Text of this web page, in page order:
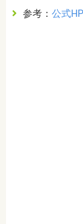
参考： 公式HP